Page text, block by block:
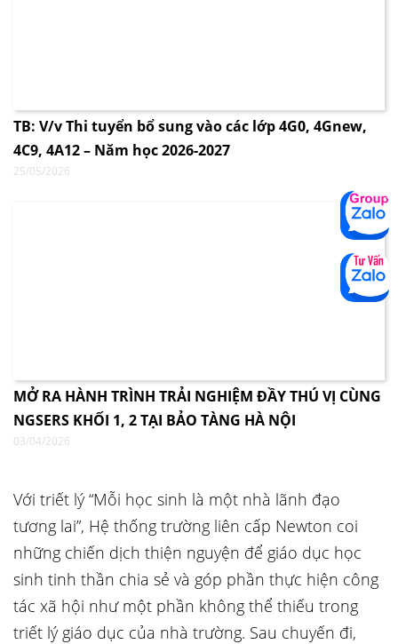
TB: V/v Thi tuyển bổ sung vào các lớp 4G0, 4Gnew,
4C9, 4A12 – Năm học 2026-2027
25/05/2026
MỞ RA HÀNH TRÌNH TRẢI NGHIỆM ĐẦY THÚ VỊ CÙNG
NGSERS KHỐI 1, 2 TẠI BẢO TÀNG HÀ NỘI
03/04/2026
Với triết lý “Mỗi học sinh là một nhà lãnh đạo
tương lai”, Hệ thống trường liên cấp Newton coi
những chiến dịch thiện nguyện để giáo dục học
sinh tinh thần chia sẻ và góp phần thực hiện công
tác xã hội như một phần không thể thiếu trong
triết lý giáo dục của nhà trường. Sau chuyến đi,